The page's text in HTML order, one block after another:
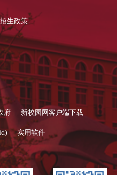
招生政策
府 新校园网客户端下载
实用软件